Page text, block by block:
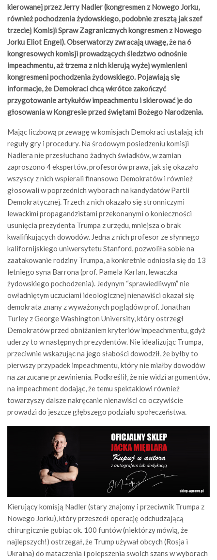
kierowanej przez Jerry Nadler (kongresmen z Nowego Jorku,
również pochodzenia żydowskiego, podobnie zresztą jak szef
trzeciej Komisji Spraw Zagranicznych kongresmen z Nowego
Jorku Eliot Engel). Obserwatorzy zwracają uwagę, że na 6
kongresowych komisji prowadzących śledztwo odnośnie
impeachmentu, aż trzema z nich kierują wyżej wymienieni
kongresmeni pochodzenia żydowskiego. Pojawiają się
informacje, że Demokraci chcą wkrótce zakończyć
przygotowanie artykułów impeachmentu i skierować je do
głosowania w Kongresie przed świętami Bożego Narodzenia.
Mając liczbową przewagę w komisjach Demokraci ustalają ich
reguły gry i procedury. Na środowym posiedzeniu komisji
Nadlera nie przesłuchano żadnych świadków, w zamian
zaproszono 4 ekspertów, profesorów prawa, jak się okazało
wszyscy z nich wspierali finansowo Demokratów i również
głosowali w poprzednich wyborach na kandydatów Partii
Demokratycznej. Trzech z nich okazało się stronniczymi
lewackimi propagandzistami przekonanymi o konieczności
usunięcia prezydenta Trumpa z urzędu, mniejsza o brak
kwalifikujących dowodów. Jedna z nich profesor ze słynnego
kalifornijskiego uniwersytetu Stanford, pozwoliła sobie na
zaatakowanie rodziny Trumpa, a konkretnie odniosła się do 13
letniego syna Barrona (prof. Pamela Karlan, lewaczka
żydowskiego pochodzenia). Jedynym “sprawiedliwym” nie
owładniętym uczuciami ideologicznej nienawiści okazał się
demokrata znany z wyważonych poglądów prof. Jonathan
Turley z George Washington University, który ostrzegł
Demokratów przed obniżaniem kryteriów impeachmentu, gdyż
uderzy to w następnych prezydentów. Nie idealizując Trumpa,
przeciwnie wskazując na jego słabości dowodził, że byłby to
pierwszy przypadek impeachmentu, który nie miałby dowodów
na zarzucane przewinienia. Podkreślił, że nie widzi argumentów,
na impeachment dodając, że temu spektaklowi również
towarzyszy dalsze nakręcanie nienawiści co oczywiście
prowadzi do jeszcze głębszego podziału społeczeństwa.
Kierujący komisją Nadler (stary znajomy i przeciwnik Trumpa z
Nowego Jorku), który przeszedł operację odchudzającą
chirurgicznie gubiąc ok. 100 funtów (niektórzy mówią, że
najlepszych!) ostrzegał, że Trump używał obcych (Rosja i
Ukraina) do mataczenia i polepszenia swoich szans w wyborach